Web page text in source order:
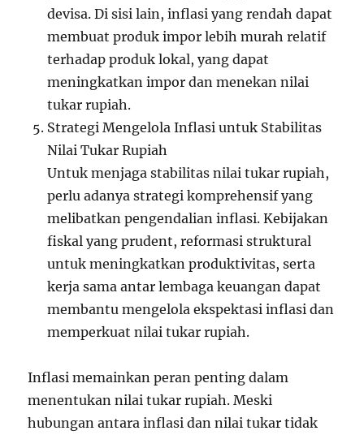
devisa. Di sisi lain, inflasi yang rendah dapat
membuat produk impor lebih murah relatif
terhadap produk lokal, yang dapat
meningkatkan impor dan menekan nilai
tukar rupiah.
Strategi Mengelola Inflasi untuk Stabilitas
Nilai Tukar Rupiah
Untuk menjaga stabilitas nilai tukar rupiah,
perlu adanya strategi komprehensif yang
melibatkan pengendalian inflasi. Kebijakan
fiskal yang prudent, reformasi struktural
untuk meningkatkan produktivitas, serta
kerja sama antar lembaga keuangan dapat
membantu mengelola ekspektasi inflasi dan
memperkuat nilai tukar rupiah.
Inflasi memainkan peran penting dalam
menentukan nilai tukar rupiah. Meski
hubungan antara inflasi dan nilai tukar tidak